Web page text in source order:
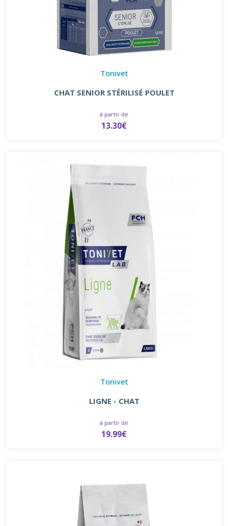
Tonivet
CHAT SENIOR STÉRILISÉ POULET
à partir de
13.30€
Tonivet
LIGNE - CHAT
à partir de
19.99€